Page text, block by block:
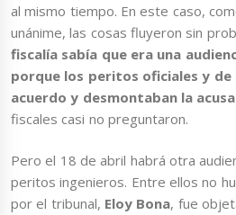
al mismo tiempo. En este caso,
unánime, las cosas fluyeron sin
fiscalía sabía que era una
porque los peritos oficiales y
acuerdo y desmontaban la
fiscales casi no preguntaron.
Pero el 18 de abril habrá otra
peritos ingenieros. Entre ellos no
por el tribunal, Eloy Bona, fue